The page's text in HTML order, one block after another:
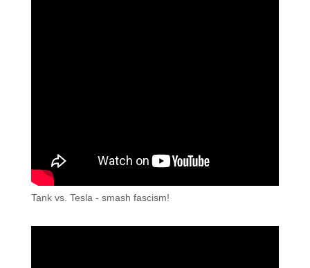
Tank vs. Tesla - smash fascism!